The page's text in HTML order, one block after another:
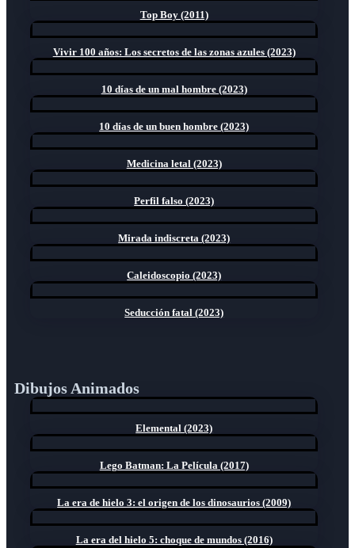
Top Boy (2011)
Vivir 100 años: Los secretos de las zonas azules (2023)
10 días de un mal hombre (2023)
10 días de un buen hombre (2023)
Medicina letal (2023)
Perfil falso (2023)
Mirada indiscreta (2023)
Caleidoscopio (2023)
Seducción fatal (2023)
Dibujos Animados
Elemental (2023)
Lego Batman: La Película (2017)
La era de hielo 3: el origen de los dinosaurios (2009)
La era del hielo 5: choque de mundos (2016)